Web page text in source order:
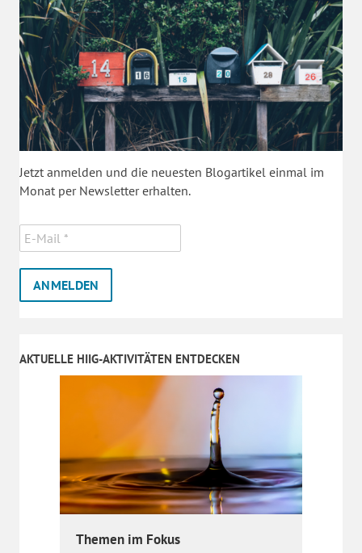
Jetzt anmelden und die neuesten Blogartikel einmal im
Monat per Newsletter erhalten.
AKTUELLE HIIG-AKTIVITÄTEN ENTDECKEN
Themen im Fokus